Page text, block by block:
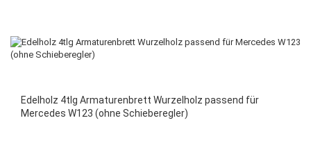
Edelholz 4tlg Armaturenbrett Wurzelholz passend für
Mercedes W123 (ohne Schieberegler)